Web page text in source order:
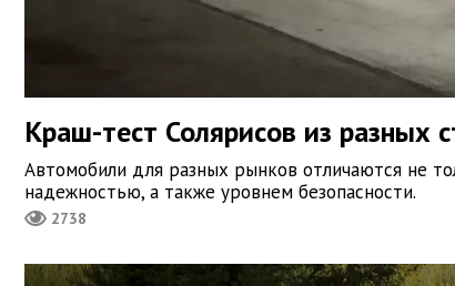
Краш-тест Солярисов из разных
Автомобили для разных рынков отличаются не
надежностью, а также уровнем безопасности.
2738